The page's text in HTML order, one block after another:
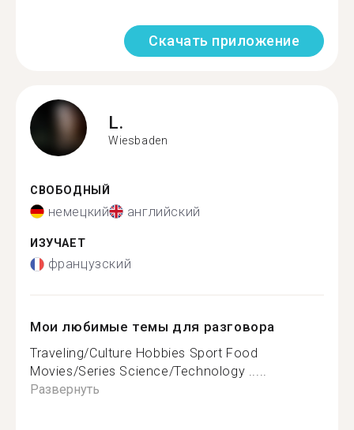
Скачать приложение
L.
Wiesbaden
СВОБОДНЫЙ
немецкий английский
ИЗУЧАЕТ
французский
Мои любимые темы для разговора
Traveling/Culture Hobbies Sport Food
Movies/Series Science/Technology .....
Развернуть